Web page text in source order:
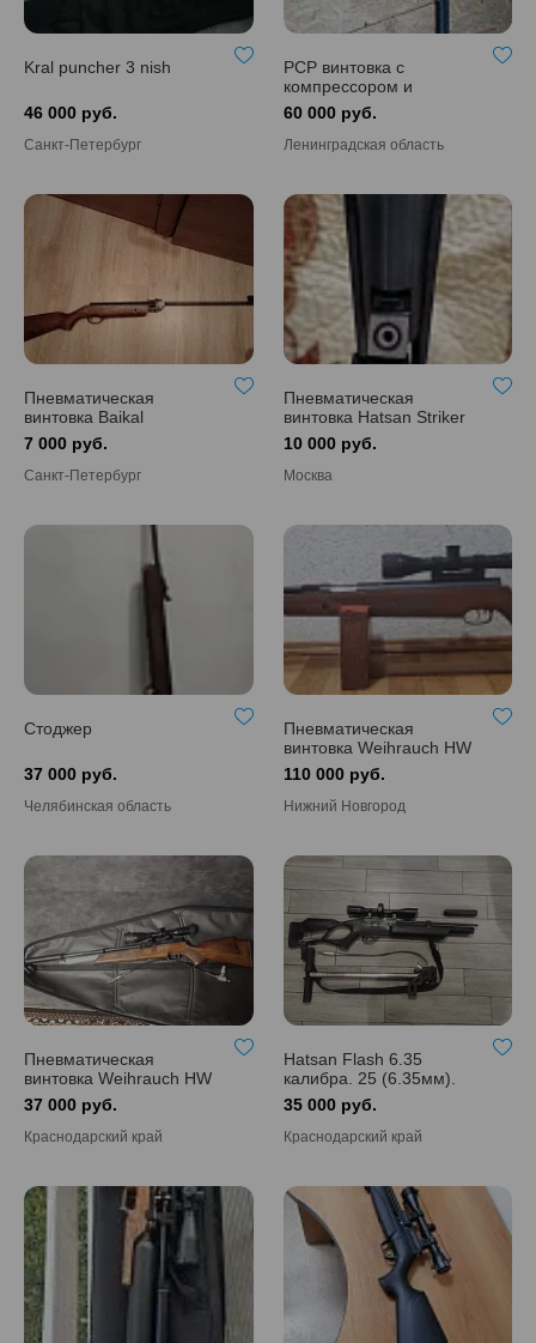
Kral puncher 3 nish
46 000 руб.
Санкт-Петербург
PCP винтовка с
компрессором и
оптическим прицелом,
калибр 6,35.
60 000 руб.
Ленинградская область
Пневматическая
винтовка Baikal
7 000 руб.
Санкт-Петербург
Пневматическая
винтовка Hatsan Striker
Edge
10 000 руб.
Москва
Стоджер
37 000 руб.
Челябинская область
Пневматическая
винтовка Weihrauch HW
97K c оптическим
прицелом
110 000 руб.
Нижний Новгород
Пневматическая
винтовка Weihrauch HW
100 T PCP
37 000 руб.
Краснодарский край
Hatsan Flash 6.35
калибра. 25 (6.35мм).
35 000 руб.
Краснодарский край